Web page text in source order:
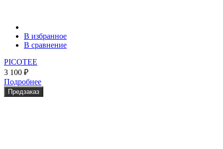
В избранное
В сравнение
PICOTEE
3 100 ₽
Подробнее
Предзаказ